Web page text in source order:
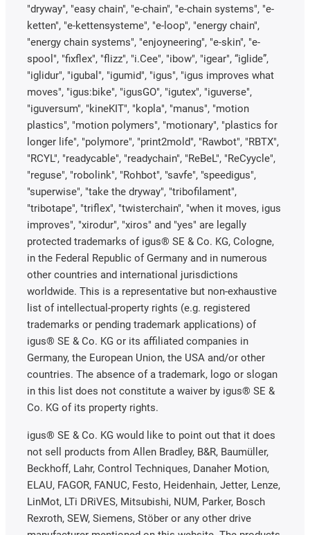
"dryway", "easy chain", "e-chain", "e-chain systems", "e-
ketten", "e-kettensysteme", "e-loop", "energy chain",
"energy chain systems", "enjoyneering", "e-skin", "e-
spool", "fixflex", "flizz", "i.Cee", "ibow", "igear", “iglide”,
"iglidur", "igubal", "igumid", "igus", "igus improves what
moves", "igus:bike", "igusGO", "igutex", "iguverse",
"iguversum", "kineKIT", "kopla", "manus", "motion
plastics", "motion polymers", "motionary", "plastics for
longer life", "polymore", "print2mold", "Rawbot", "RBTX",
"RCYL", "readycable", "readychain", "ReBeL", "ReCyycle",
"reguse", "robolink", "Rohbot", "savfe", "speedigus",
"superwise", "take the dryway", "tribofilament",
"tribotape", "triflex", "twisterchain", "when it moves, igus
improves", "xirodur", "xiros" and "yes" are legally
protected trademarks of igus® SE & Co. KG, Cologne,
in the Federal Republic of Germany and in numerous
other countries and international jurisdictions
worldwide. This is a representative but non-exhaustive
list of intellectual-property rights (e.g. registered
trademarks or pending trademark applications) of
igus® SE & Co. KG or its affiliated companies in
Germany, the European Union, the USA and/or other
countries. The absence of a trademark, logo or slogan
in this list does not constitute a waiver by igus® SE &
Co. KG of its property rights.
igus® SE & Co. KG would like to point out that it does
not sell products from Allen Bradley, B&R, Baumüller,
Beckhoff, Lahr, Control Techniques, Danaher Motion,
ELAU, FAGOR, FANUC, Festo, Heidenhain, Jetter, Lenze,
LinMot, LTi DRiVES, Mitsubishi, NUM, Parker, Bosch
Rexroth, SEW, Siemens, Stöber or any other drive